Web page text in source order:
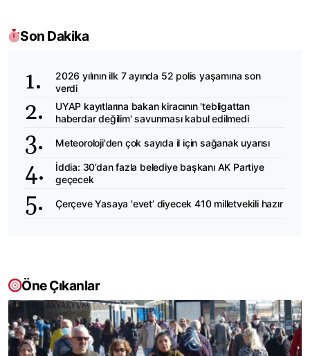
Son Dakika
2026 yılının ilk 7 ayında 52 polis yaşamına son
verdi
UYAP kayıtlarına bakan kiracının 'tebligattan
haberdar değilim' savunması kabul edilmedi
Meteoroloji'den çok sayıda il için sağanak uyarısı
İddia: 30’dan fazla belediye başkanı AK Partiye
geçecek
Çerçeve Yasaya 'evet’ diyecek 410 milletvekili hazır
Öne Çıkanlar